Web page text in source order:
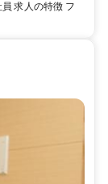
求人の特徴 フ